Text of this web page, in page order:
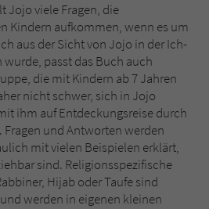
Jojo viele Fragen, die
Kindern aufkommen, wenn es um
aus der Sicht von Jojo in der Ich-
passt das Buch auch
die mit Kindern ab 7 Jahren
nicht schwer, sich in Jojo
ihm auf Entdeckungsreise durch
Fragen und Antworten werden
mit vielen Beispielen erklärt,
sind. Religionsspezifische
Hijab oder Taufe sind
werden in eigenen kleinen